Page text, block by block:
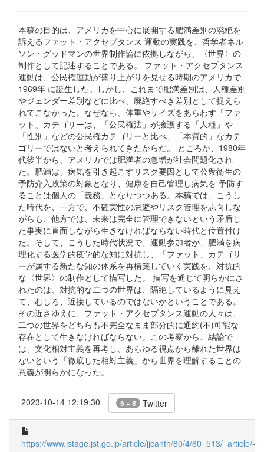
本稿の目的は、アメリカを中心に展開する肥満差別の廃絶を
訴えるファット・アクセプタンス 運動の実践を、哲学者ネル
ソン・グッドマンの世界制作論に依拠しながら、〈世界〉の
制作として記述することである。 ファット・アクセプタンス
運動は、公民権運動が盛り上がりを見せる時期のアメリカで
1969年 に誕生した。しかし、これまで肥満差別は、人種差別
やジェンダー差別などに比べ、廃絶すべき差別として捉えら
れてこなかった。なぜなら、体重やサイズをあらわす「ファ
ット」カテゴリーは、「公民権法」が擁護する「人種」や
「性別」などの公民権カテゴリーと比べ、「本質的」なカテ
ゴリーではないと考えられてきたからだ。 ところが、1980年
代後半から、アメリカでは肥満者の急増が社会問題化され
た。肥満は、病気を引き起こすリスク要因として公衆衛生の
予防介入政策の対象となり、健康を自己管理し病気を 予防す
ることは個人の「義務」となりつつある。本稿では、こうし
た時代を、一方で、不確実性の忌避やリスク管理を志向しな
がらも、他方では、未来は完全に管理できないという矛盾し
た事実に直面しながら生きなければならない時代と位置付け
た。そして、こうした時代状況で、運動参加者が、肥満を病
理化する医学的疫学的な知に対抗し、「ファット」カテゴリ
ーが属する新たな知の体系を再構築していく実践を、対抗的
な〈世界〉の制作として描写した。 描写を通じて明らかにさ
れたのは、対抗的な二つの世界は、隔絶しているように見え
て、むしろ、近接しているのではないかということである。
その近さゆえに、ファット・アクセプタンス運動の人々は、
二つの世界をどちらも不完全なまま部分的に通約(不)可能な
存在として生きなければならない。この考察から、結論で
は、文化相対主義を再考し、あらゆる視点から離れた世界は
ないという「徹底した相対主義」から世界を理解することの
意義が明らかになった。
2023-10-14 12:19:30 5 + 8 Twitter
https://www.jstage.jst.go.jp/article/jjcanth/80/4/80_513/_article/-